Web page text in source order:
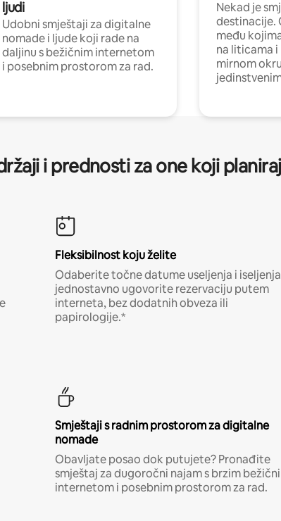
ljudi
Udobni smještaji za digitalne
nomade i ljude koji rade na
daljinu s bežičnim internetom
i posebnim prostorom za rad.
Nekad je
destinacije.
među
na liticama i
mirnom
i prednosti za one koji
Fleksibilnost koju želite
Odaberite točne datume useljenja i
jednostavno ugovorite rezervaciju putem
interneta, bez dodatnih obveza ili
papirologije.*
Smještaji s radnim prostorom za digitalne
nomade
Obavljate posao dok putujete? Pronađite
smještaj za dugoročni najam s brzim
internetom i posebnim prostorom za rad.